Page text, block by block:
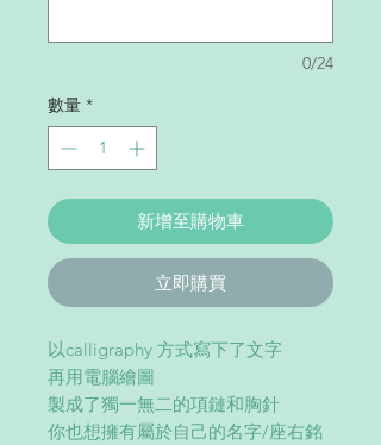
0/24
數量 *
新增至購物車
立即購買
以calligraphy 方式寫下了文字
再用電腦繪圖
製成了獨一無二的項鏈和胸針
你也想擁有屬於自己的名字/座右銘